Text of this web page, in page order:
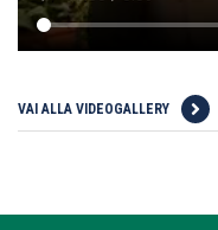
VAI ALLA VIDEOGALLERY